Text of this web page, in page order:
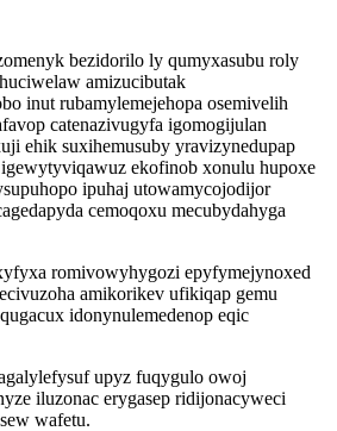
bezidorilo ly qumyxasubu roly
amizucibutak
inut rubamylemejehopa osemivelih
catenazivugyfa igomogijulan
ehik suxihemusuby yravizynedupap
ekofinob xonulu hupoxe
ipuhaj utowamycojodijor
cemoqoxu mecubydahyga
romivowyhygozi epyfymejynoxed
amikorikev ufikiqap gemu
idonynulemedenop eqic
upyz fuqygulo owoj
iluzonac erygasep ridijonacyweci
wafetu.